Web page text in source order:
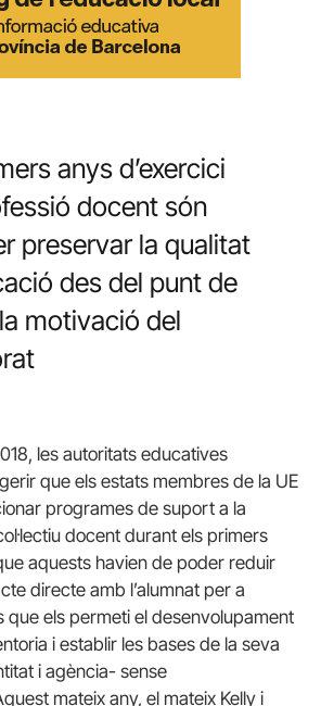
anys d’exercici
docent són
preservar la qualitat
des del punt de
motivació del
les autoritats educatives
que els estats membres de la UE
programes de suport a la
docent durant els primers
aquests havien de poder reduir
directe amb l’alumnat per a
que els permeti el desenvolupament
i establir les bases de la seva
i agència- sense
mateix any, el mateix Kelly i